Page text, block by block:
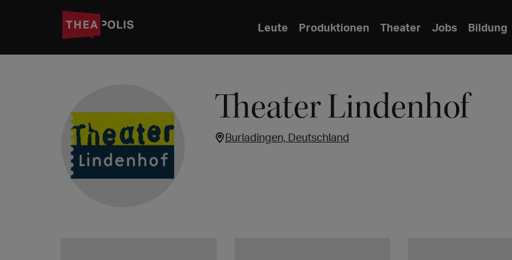
Leute Produktionen Theater Jobs Bildung
Theater Lindenhof
Burladingen, Deutschland